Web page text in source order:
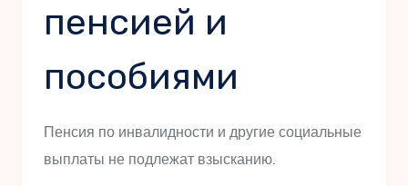
пенсией и
пособиями
Пенсия по инвалидности и другие социальные
выплаты не подлежат взысканию.